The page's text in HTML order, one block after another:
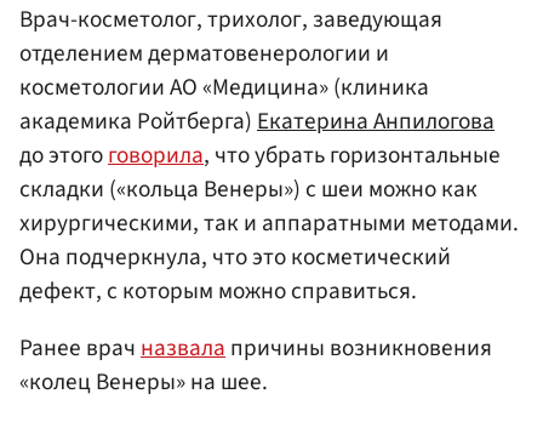
Врач-косметолог, трихолог, заведующая
отделением дерматовенерологии и
косметологии АО «Медицина» (клиника
академика Ройтберга)Екатерина Анпилогова
до этогоговорила, что убрать горизонтальные
складки («кольца Венеры») с шеи можно как
хирургическими, так и аппаратными методами.
Она подчеркнула, что это косметический
дефект, с которым можно справиться.
Ранее врачназвалапричины возникновения
«колец Венеры» на шее.